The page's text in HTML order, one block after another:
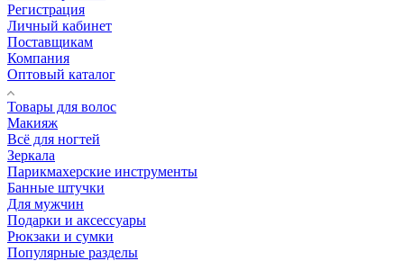
Регистрация
Личный кабинет
Поставщикам
Компания
Оптовый каталог
Товары для волос
Макияж
Всё для ногтей
Зеркала
Парикмахерские инструменты
Банные штучки
Для мужчин
Подарки и аксессуары
Рюкзаки и сумки
Популярные разделы